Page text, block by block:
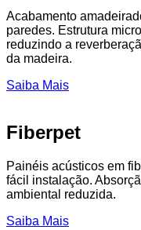
Acabamento
paredes. Estrutura
reduzindo a
da madeira.
Saiba Mais
Fiberpet
Painéis acústicos em
fácil instalação.
ambiental reduzida.
Saiba Mais